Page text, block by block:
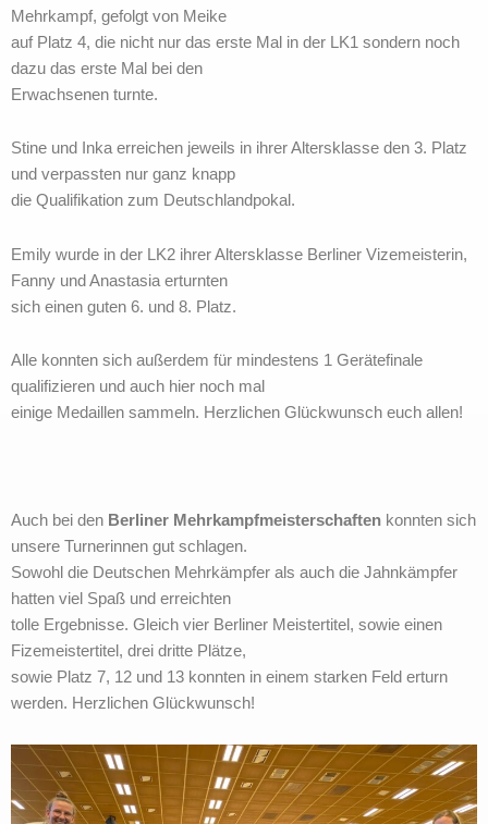
Mehrkampf, gefolgt von Meike
auf Platz 4, die nicht nur das erste Mal in der LK1 sondern noch
dazu das erste Mal bei den
Erwachsenen turnte.
Stine und Inka erreichen jeweils in ihrer Altersklasse den 3. Platz
und verpassten nur ganz knapp
die Qualifikation zum Deutschlandpokal.
Emily wurde in der LK2 ihrer Altersklasse Berliner Vizemeisterin,
Fanny und Anastasia erturnten
sich einen guten 6. und 8. Platz.
Alle konnten sich außerdem für mindestens 1 Gerätefinale
qualifizieren und auch hier noch mal
einige Medaillen sammeln. Herzlichen Glückwunsch euch allen!
Auch bei den Berliner Mehrkampfmeisterschaften konnten sich
unsere Turnerinnen gut schlagen.
Sowohl die Deutschen Mehrkämpfer als auch die Jahnkämpfer
hatten viel Spaß und erreichten
tolle Ergebnisse. Gleich vier Berliner Meistertitel, sowie einen
Fizemeistertitel, drei dritte Plätze,
sowie Platz 7, 12 und 13 konnten in einem starken Feld erturn
werden. Herzlichen Glückwunsch!